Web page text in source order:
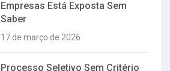
Empresas Está Exposta Sem
Saber
17 de março de 2026
Processo Seletivo Sem Critério